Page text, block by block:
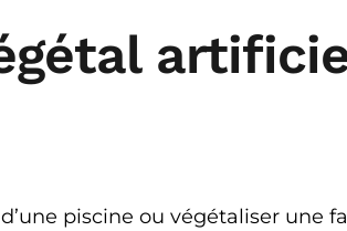
piscine ou végétaliser une